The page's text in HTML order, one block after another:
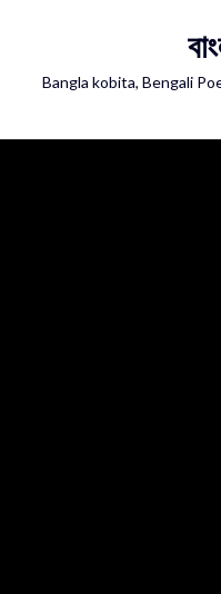
Bangla kobita, Bengali